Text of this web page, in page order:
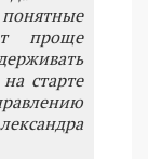
проще
старте